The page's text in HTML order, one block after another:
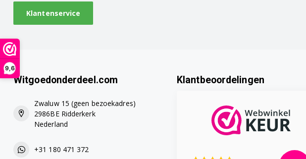
9,6
Klantenservice
Witgoedonderdeel.com
Zwaluw 15 (geen bezoekadres)
2986BE Ridderkerk
Nederland
+31 180 471 372
Klantbeoordelingen